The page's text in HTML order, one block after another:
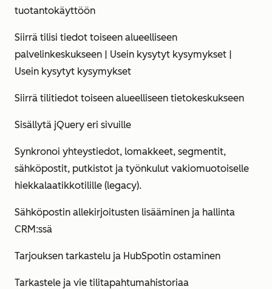
tuotantokäyttöön
Siirrä tilisi tiedot toiseen alueelliseen
palvelinkeskukseen | Usein kysytyt kysymykset |
Usein kysytyt kysymykset
Siirrä tilitiedot toiseen alueelliseen tietokeskukseen
Sisällytä jQuery eri sivuille
Synkronoi yhteystiedot, lomakkeet, segmentit,
sähköpostit, putkistot ja työnkulut vakiomuotoiselle
hiekkalaatikkotilille (legacy).
Sähköpostin allekirjoitusten lisääminen ja hallinta
CRM:ssä
Tarjouksen tarkastelu ja HubSpotin ostaminen
Tarkastele ja vie tilitapahtumahistoriaa